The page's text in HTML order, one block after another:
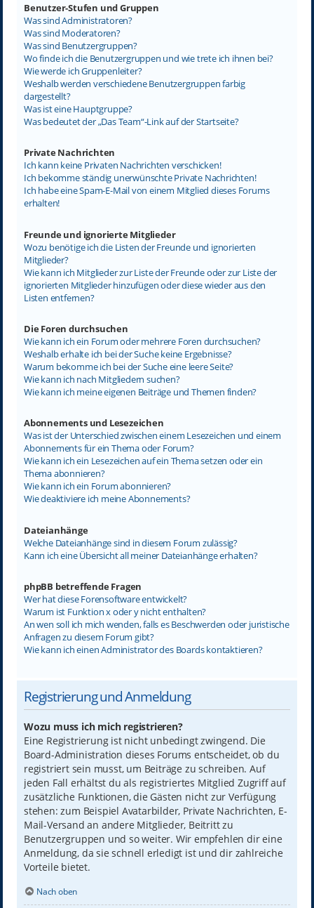
Benutzer-Stufen und Gruppen
Was sind Administratoren?
Was sind Moderatoren?
Was sind Benutzergruppen?
Wo finde ich die Benutzergruppen und wie trete ich ihnen bei?
Wie werde ich Gruppenleiter?
Weshalb werden verschiedene Benutzergruppen farbig
dargestellt?
Was ist eine Hauptgruppe?
Was bedeutet der „Das Team“-Link auf der Startseite?
Private Nachrichten
Ich kann keine Privaten Nachrichten verschicken!
Ich bekomme ständig unerwünschte Private Nachrichten!
Ich habe eine Spam-E-Mail von einem Mitglied dieses Forums
erhalten!
Freunde und ignorierte Mitglieder
Wozu benötige ich die Listen der Freunde und ignorierten
Mitglieder?
Wie kann ich Mitglieder zur Liste der Freunde oder zur Liste der
ignorierten Mitglieder hinzufügen oder diese wieder aus den
Listen entfernen?
Die Foren durchsuchen
Wie kann ich ein Forum oder mehrere Foren durchsuchen?
Weshalb erhalte ich bei der Suche keine Ergebnisse?
Warum bekomme ich bei der Suche eine leere Seite?
Wie kann ich nach Mitgliedern suchen?
Wie kann ich meine eigenen Beiträge und Themen finden?
Abonnements und Lesezeichen
Was ist der Unterschied zwischen einem Lesezeichen und einem
Abonnements für ein Thema oder Forum?
Wie kann ich ein Lesezeichen auf ein Thema setzen oder ein
Thema abonnieren?
Wie kann ich ein Forum abonnieren?
Wie deaktiviere ich meine Abonnements?
Dateianhänge
Welche Dateianhänge sind in diesem Forum zulässig?
Kann ich eine Übersicht all meiner Dateianhänge erhalten?
phpBB betreffende Fragen
Wer hat diese Forensoftware entwickelt?
Warum ist Funktion x oder y nicht enthalten?
An wen soll ich mich wenden, falls es Beschwerden oder juristische
Anfragen zu diesem Forum gibt?
Wie kann ich einen Administrator des Boards kontaktieren?
Registrierung und Anmeldung
Wozu muss ich mich registrieren?
Eine Registrierung ist nicht unbedingt zwingend. Die
Board-Administration dieses Forums entscheidet, ob du
registriert sein musst, um Beiträge zu schreiben. Auf
jeden Fall erhältst du als registriertes Mitglied Zugriff auf
zusätzliche Funktionen, die Gästen nicht zur Verfügung
stehen: zum Beispiel Avatarbilder, Private Nachrichten, E-
Mail-Versand an andere Mitglieder, Beitritt zu
Benutzergruppen und so weiter. Wir empfehlen dir eine
Anmeldung, da sie schnell erledigt ist und dir zahlreiche
Vorteile bietet.
Nach oben